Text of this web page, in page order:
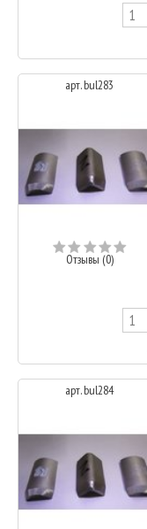
арт. bul283
Отзывы (0)
арт. bul284